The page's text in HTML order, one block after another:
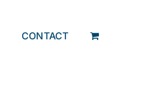
CONTACT